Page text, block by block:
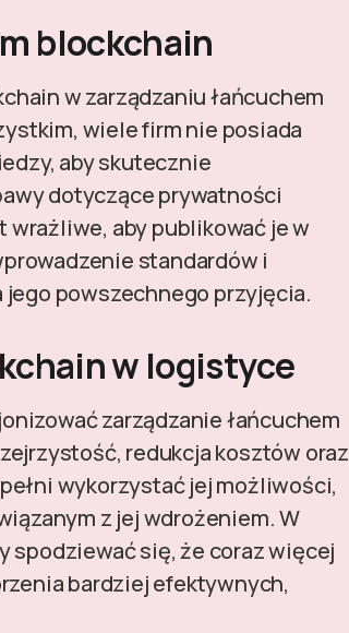
blockchain
w zarządzaniu łańcuchem
wiele firm nie posiada
aby skutecznie
dotyczące prywatności
aby publikować je w
standardów i
powszechnego przyjęcia.
w logistyce
zarządzanie łańcuchem
redukcja kosztów oraz
wykorzystać jej możliwości,
z jej wdrożeniem. W
spodziewać się, że coraz więcej
bardziej efektywnych,